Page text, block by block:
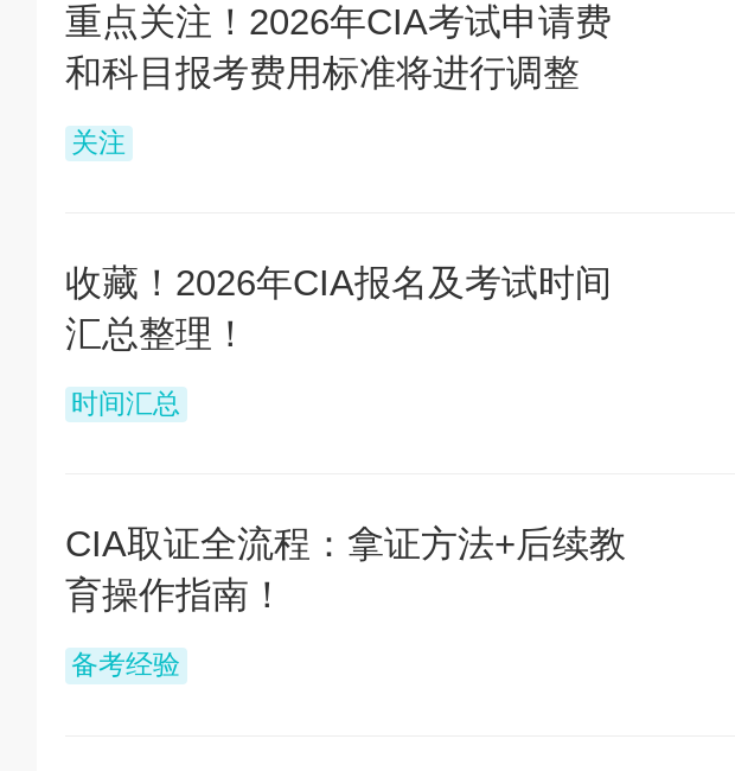
重点关注！2026年CIA考试申请费
和科目报考费用标准将进行调整
关注
收藏！2026年CIA报名及考试时间
汇总整理！
时间汇总
CIA取证全流程：拿证方法+后续教
育操作指南！
备考经验